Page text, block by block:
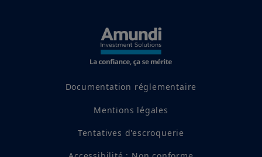
ce que temporairement. Dans cette
perspective, l’Europe est un candidat
sérieux si l’on considère ses niveaux
de valorisation.
Les bons du Trésor américain se sont
redressés durant l’été, la baisse des
chiffres de l’emploi et les révisions à
Documentation réglementaire
Mentions légales
Tentatives d'escroquerie